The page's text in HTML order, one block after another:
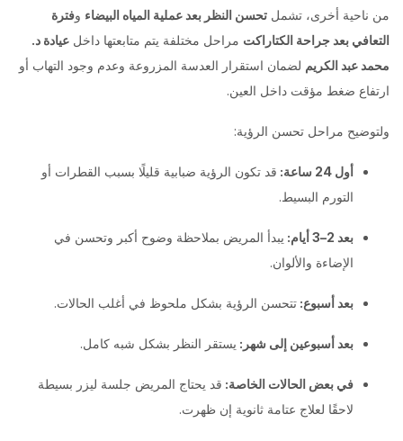
من ناحية أخرى، تشمل تحسن النظر بعد عملية المياه البيضاءوفترة
التعافي بعد جراحة الكتاراكتمراحل مختلفة يتم متابعتها داخل عيادة د.
محمد عبد الكريملضمان استقرار العدسة المزروعة وعدم وجود التهاب أو
ارتفاع ضغط مؤقت داخل العين.
ولتوضيح مراحل تحسن الرؤية:
أول 24 ساعة:
قد تكون الرؤية ضبابية قليلًا بسبب القطرات أو
التورم البسيط.
بعد 2–3 أيام:
يبدأ المريض بملاحظة وضوح أكبر وتحسن في
الإضاءة والألوان.
بعد أسبوع: تتحسن الرؤية بشكل ملحوظ في أغلب الحالات.
بعد أسبوعين إلى شهر: يستقر النظر بشكل شبه كامل.
في بعض الحالات الخاصة: قد يحتاج المريض جلسة ليزر بسيطة
لاحقًا لعلاج عتامة ثانوية إن ظهرت.